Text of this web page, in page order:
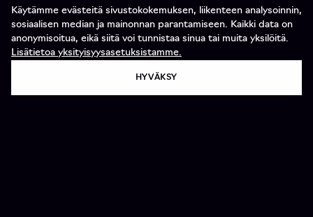
Käytämme evästeitä sivustokokemuksen, liikenteen analysoinnin,
sosiaalisen median ja mainonnan parantamiseen. Kaikki data on
anonymisoitua, eikä siitä voi tunnistaa sinua tai muita yksilöitä.
Lisätietoa yksityisyysasetuksistamme.
HYVÄKSY